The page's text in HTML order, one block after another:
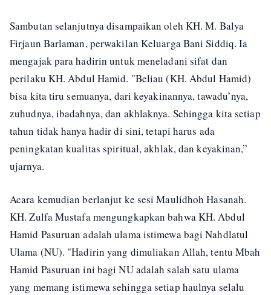
Sambutan selanjutnya disampaikan oleh KH. M. Balya
Firjaun Barlaman, perwakilan Keluarga Bani Siddiq. Ia
mengajak para hadirin untuk meneladani sifat dan
perilaku KH. Abdul Hamid. "Beliau (KH. Abdul Hamid)
bisa kita tiru semuanya, dari keyakinannya, tawadu’nya,
zuhudnya, ibadahnya, dan akhlaknya. Sehingga kita setiap
tahun tidak hanya hadir di sini, tetapi harus ada
peningkatan kualitas spiritual, akhlak, dan keyakinan,”
ujarnya.
Acara kemudian berlanjut ke sesi Maulidhoh Hasanah.
KH. Zulfa Mustafa mengungkapkan bahwa KH. Abdul
Hamid Pasuruan adalah ulama istimewa bagi Nahdlatul
Ulama (NU). "Hadirin yang dimuliakan Allah, tentu Mbah
Hamid Pasuruan ini bagi NU adalah salah satu ulama
yang memang istimewa sehingga setiap haulnya selalu